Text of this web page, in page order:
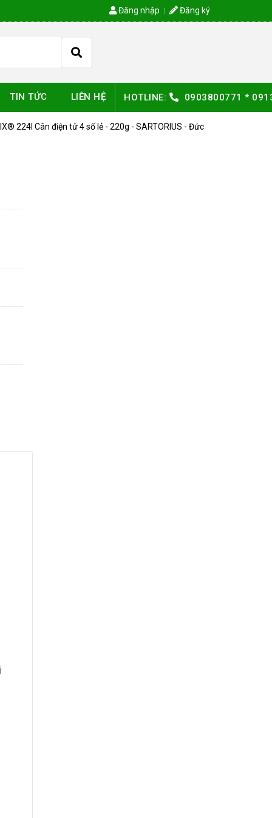
224I Cân điện tử 4 số lẻ - 220g - SARTORIUS - Đức
Đăng nhập Đăng ký
TIN TỨC LIÊN HỆ HOTLINE: 0903800771 *